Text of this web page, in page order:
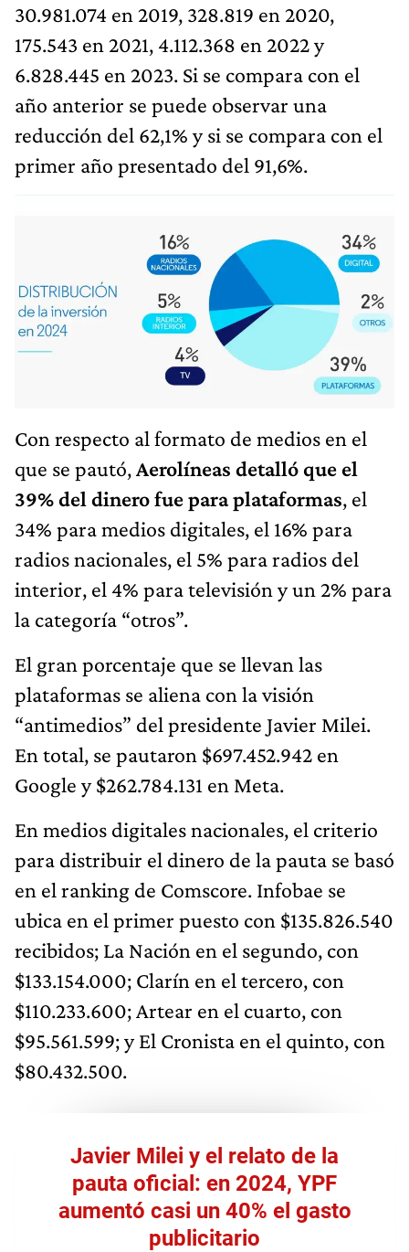
30.981.074 en 2019, 328.819 en 2020,
175.543 en 2021, 4.112.368 en 2022 y
6.828.445 en 2023. Si se compara con el
año anterior se puede observar una
reducción del 62,1% y si se compara con el
primer año presentado del 91,6%.
Con respecto al formato de medios en el
que se pautó,Aerolíneas detalló que el
39% del dinero fue para plataformas, el
34% para medios digitales, el 16% para
radios nacionales, el 5% para radios del
interior, el 4% para televisión y un 2% para
la categoría “otros”.
El gran porcentaje que se llevan las
plataformas se aliena con la visión
“antimedios” del presidente Javier Milei.
En total, se pautaron $697.452.942 en
Google y $262.784.131 en Meta.
En medios digitales nacionales, el criterio
para distribuir el dinero de la pauta se basó
en el ranking de Comscore. Infobae se
ubica en el primer puesto con $135.826.540
recibidos; La Nación en el segundo, con
$133.154.000; Clarín en el tercero, con
$110.233.600; Artear en el cuarto, con
$95.561.599; y El Cronista en el quinto, con
$80.432.500.
Javier Milei y el relato de la
pauta oficial: en 2024, YPF
aumentó casi un 40% el gasto
publicitario